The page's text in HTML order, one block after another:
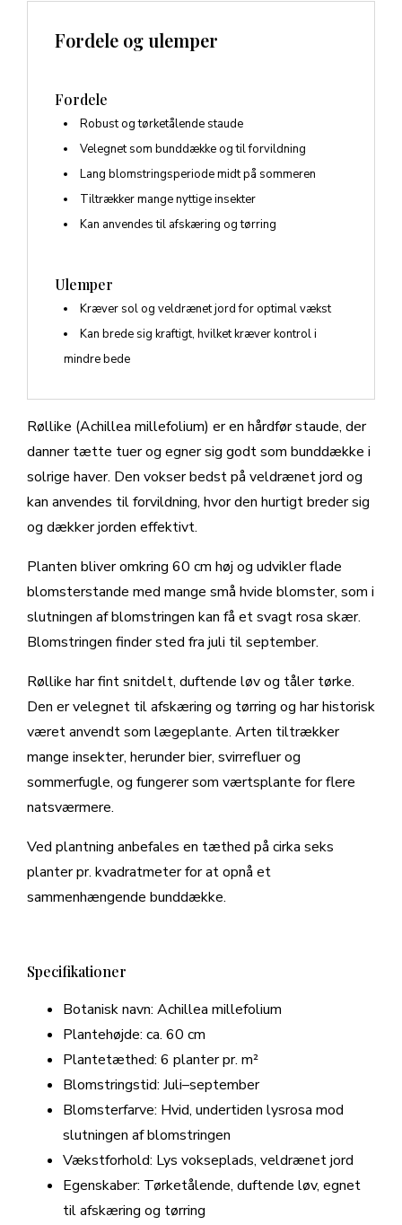
Røllike (Achillea millefolium) er en hårdfør staude, der
danner tætte tuer og egner sig godt som bunddække i
solrige haver. Den vokser bedst på veldrænet jord og
kan anvendes til forvildning, hvor den hurtigt breder sig
og dækker jorden effektivt.
Planten bliver omkring 60 cm høj og udvikler flade
blomsterstande med mange små hvide blomster, som i
slutningen af blomstringen kan få et svagt rosa skær.
Blomstringen finder sted fra juli til september.
Røllike har fint snitdelt, duftende løv og tåler tørke.
Den er velegnet til afskæring og tørring og har historisk
været anvendt som lægeplante. Arten tiltrækker
mange insekter, herunder bier, svirrefluer og
sommerfugle, og fungerer som værtsplante for flere
natsværmere.
Ved plantning anbefales en tæthed på cirka seks
planter pr. kvadratmeter for at opnå et
sammenhængende bunddække.
Fordele og ulemper
Fordele
Robust og tørketålende staude
Velegnet som bunddække og til forvildning
Lang blomstringsperiode midt på sommeren
Tiltrækker mange nyttige insekter
Kan anvendes til afskæring og tørring
Ulemper
Kræver sol og veldrænet jord for optimal vækst
Kan brede sig kraftigt, hvilket kræver kontrol i
mindre bede
Specifikationer
Botanisk navn: Achillea millefolium
Plantehøjde: ca. 60 cm
Plantetæthed: 6 planter pr. m²
Blomstringstid: Juli–september
Blomsterfarve: Hvid, undertiden lysrosa mod
slutningen af blomstringen
Vækstforhold: Lys vokseplads, veldrænet jord
Egenskaber: Tørketålende, duftende løv, egnet
til afskæring og tørring